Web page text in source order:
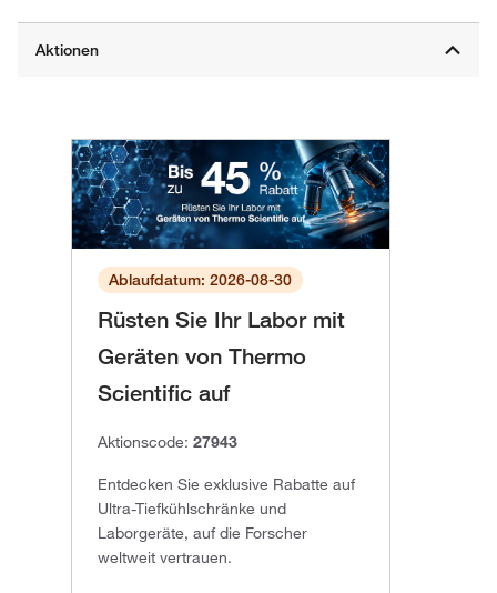
Ablaufdatum: 2026-08-30
Rüsten Sie Ihr Labor mit
Geräten von Thermo
Scientific auf
Aktionscode: 27943
Entdecken Sie exklusive Rabatte auf
Ultra-Tiefkühlschränke und
Laborgeräte, auf die Forscher
weltweit vertrauen.